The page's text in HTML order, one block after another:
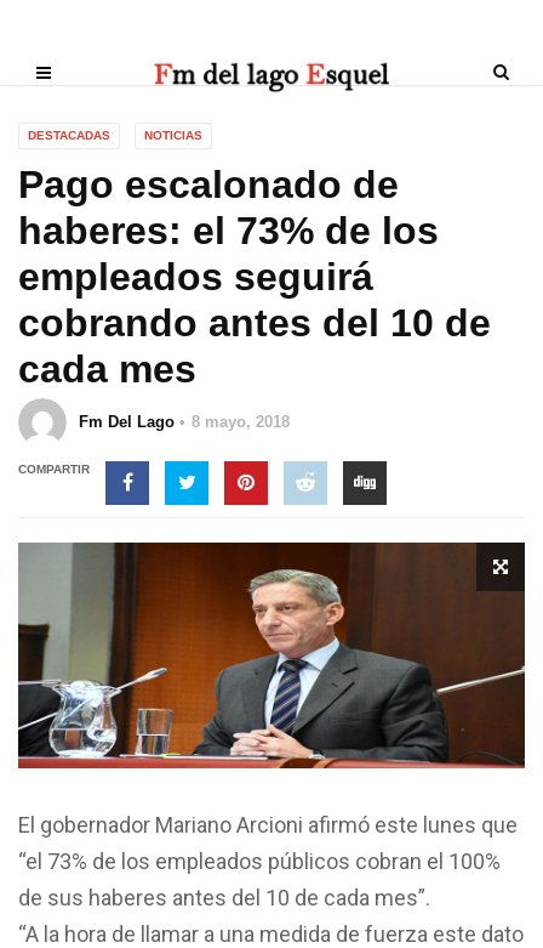
DESTACADAS NOTICIAS
Pago escalonado de
haberes: el 73% de los
empleados seguirá
cobrando antes del 10 de
cada mes
Fm Del Lago 8 mayo, 2018
COMPARTIR
El gobernador Mariano Arcioni afirmó este lunes que
“el 73% de los empleados públicos cobran el 100%
de sus haberes antes del 10 de cada mes”.
“A la hora de llamar a una medida de fuerza este dato